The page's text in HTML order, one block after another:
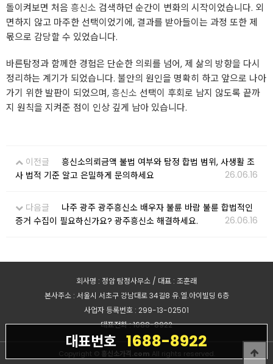
돌이켜보면 처음 흥신소 검색하던 순간이 변화의 시작이었습니다. 외
면하지 않고 마주한 선택이었기에, 결과를 받아들이는 과정 또한 제
몫으로 감당할 수 있었습니다.
바른탐정과 함께한 경험은 단순한 의뢰를 넘어, 제 삶의 방향을 다시
정리하는 계기가 되었습니다. 불안의 원인을 명확히 하고 앞으로 나아
가기 위한 발판이 되었으며,흥신소 선택이 후회로 남지 않도록 끝까
지 원칙을 지켜준 점이 인상 깊게 남아 있습니다.
이전글
흥신소의뢰금액 불법 여부와 탐정 합법 범위, 사생활 조
사 법적 기준 알고 은밀하게 문의하세요
26.06.16
다음글
나주 광주 광주흥신소 배우자 불륜 바람 불륜 합법적인
증거 수집이 필요하신가요? 광주흥신소 해결하세요.
26.06.16
대표번호 1688-8922
회사명 : 정암 탐정사무소 / 대표 : 조훈래
본사주소 : 서울시 서초구 강남대로 34길8 유.엘.아이빌딩 6층
사업자 등록번호 : 299-13-02501
대표전화 : 1688-8922
Copyright © 흥신소가격.com All rights reserved.